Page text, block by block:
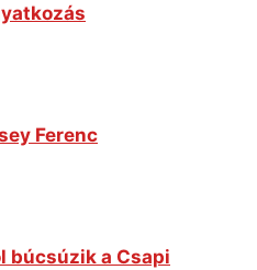
Ferenc
búcsúzik a Csapi